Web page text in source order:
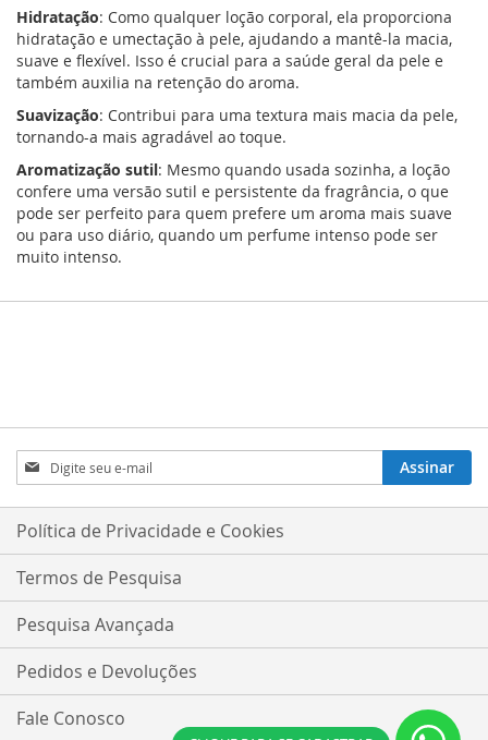
Hidratação: Como qualquer loção corporal, ela proporciona
hidratação e umectação à pele, ajudando a mantê-la macia,
suave e flexível. Isso é crucial para a saúde geral da pele e
também auxilia na retenção do aroma.
Suavização: Contribui para uma textura mais macia da pele,
tornando-a mais agradável ao toque.
Aromatização sutil: Mesmo quando usada sozinha, a loção
confere uma versão sutil e persistente da fragrância, o que
pode ser perfeito para quem prefere um aroma mais suave
ou para uso diário, quando um perfume intenso pode ser
muito intenso.
Inscreva-
se
na
nossa
Assinar
Política de Privacidade e Cookies
Termos de Pesquisa
Pesquisa Avançada
Pedidos e Devoluções
Fale Conosco